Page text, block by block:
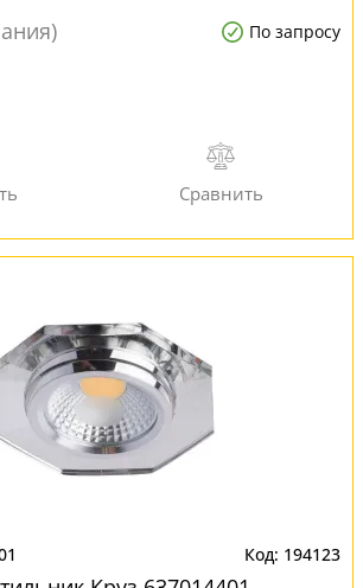
По запросу
194123